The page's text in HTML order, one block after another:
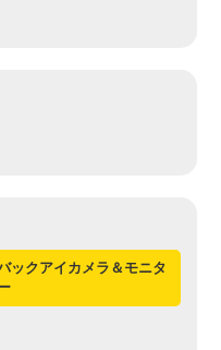
ックアイカメラ＆モニタ